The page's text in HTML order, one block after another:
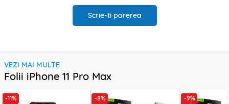
Scrie-ti parerea
VEZI MAI MULTE
Folii iPhone 11 Pro Max
-11% -8% -9%